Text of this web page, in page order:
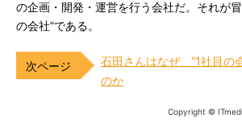
の企画・開発・運営を行う会社だ。それが
の会社”である。
石田さんはなぜ、“1社目の
のか
Copyright ©